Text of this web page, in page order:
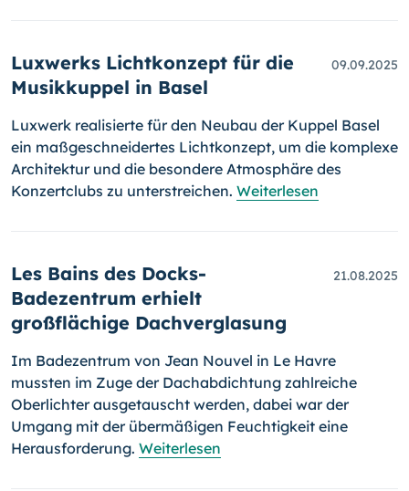
Luxwerks Lichtkonzept für die
Musikkuppel in Basel
09.09.2025
Luxwerk realisierte für den Neubau der Kuppel Basel
ein maßgeschneidertes Lichtkonzept, um die komplexe
Architektur und die besondere Atmosphäre des
Konzertclubs zu unterstreichen. Weiterlesen
Les Bains des Docks-
Badezentrum erhielt
großflächige Dachverglasung
21.08.2025
Im Badezentrum von Jean Nouvel in Le Havre
mussten im Zuge der Dachabdichtung zahlreiche
Oberlichter ausgetauscht werden, dabei war der
Umgang mit der übermäßigen Feuchtigkeit eine
Herausforderung. Weiterlesen